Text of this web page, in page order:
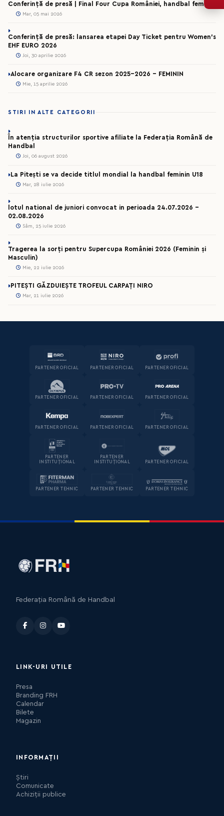
Conferință de presă | Final Four Cupa României, handbal feminin
Mar, 05 mai 2026
Conferință de presă: lansarea etapei Day Ticket pentru Women’s
EHF EURO 2026
Joi, 30 aprilie 2026
Alocare organizare F4 CR sezon 2025-2026 - FEMININ
Mie, 15 aprilie 2026
STIRI IN ALTE CATEGORII
În atenția structurilor sportive afiliate la Federația Română de
Handbal
Joi, 06 august 2026
La Pitești se va decide titlul mondial la handbal feminin U18
Mar, 28 iulie 2026
lotul national de juniori convocat in perioada 24.07.2026 –
02.08.2026
Sâm, 25 iulie 2026
Tragerea la sorți pentru Supercupa României 2026 (Feminin și
Masculin)
Mie, 22 iulie 2026
PITEȘTI GĂZDUIEȘTE TROFEUL CARPAȚI NIRO
Mar, 21 iulie 2026
PARTENER OFICIAL PARTENER OFICIAL PARTENER OFICIAL
PARTENER OFICIAL PARTENER OFICIAL PARTENER OFICIAL
PARTENER OFICIAL PARTENER OFICIAL PARTENER OFICIAL
PARTENER
INSTITUȚIONAL
PARTENER
INSTITUȚIONAL
PARTENER OFICIAL
PARTENER TEHNIC PARTENER TEHNIC PARTENER TEHNIC
Federația Română de Handbal
LINK-URI UTILE
Presa
Branding FRH
Calendar
Bilete
Magazin
INFORMAȚII
Știri
Comunicate
Achiziții publice